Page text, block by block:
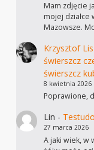
Mam zdjęcie
mojej działce
Mazowsze.
Krzysztof Lis
świerszcz
świerszcz
8 kwietnia 2026
Poprawione,
Lin -
27 marca 2026
A jaki wiek, w